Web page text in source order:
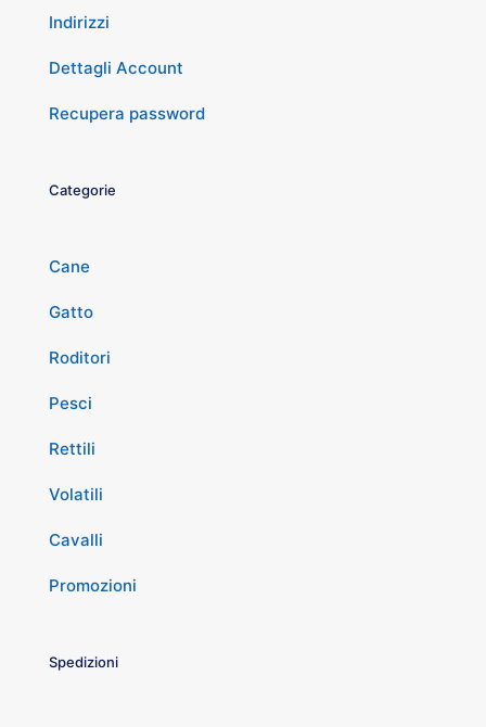
Indirizzi
Dettagli Account
Recupera password
Categorie
Cane
Gatto
Roditori
Pesci
Rettili
Volatili
Cavalli
Promozioni
Spedizioni